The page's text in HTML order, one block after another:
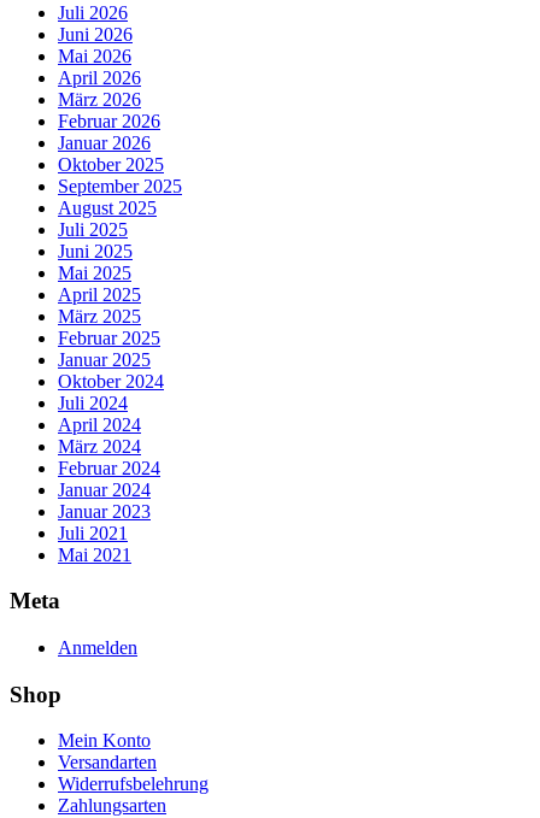
Juli 2026
Juni 2026
Mai 2026
April 2026
März 2026
Februar 2026
Januar 2026
Oktober 2025
September 2025
August 2025
Juli 2025
Juni 2025
Mai 2025
April 2025
März 2025
Februar 2025
Januar 2025
Oktober 2024
Juli 2024
April 2024
März 2024
Februar 2024
Januar 2024
Januar 2023
Juli 2021
Mai 2021
Meta
Anmelden
Shop
Mein Konto
Versandarten
Widerrufsbelehrung
Zahlungsarten